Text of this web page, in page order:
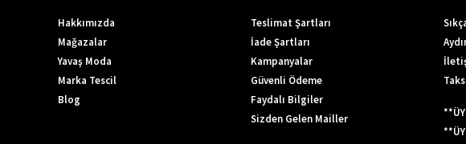
Hakkımızda
Mağazalar
Yavaş Moda
Marka Tescil
Blog
Teslimat Şartları
İade Şartları
Kampanyalar
Güvenli Ödeme
Faydalı Bilgiler
Sizden Gelen Mailler